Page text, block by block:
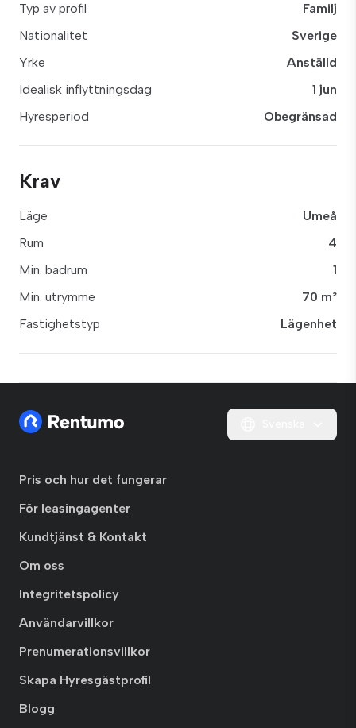
Typ av profil
Familj
Nationalitet
Sverige
Yrke
Anställd
Idealisk inflyttningsdag
1 jun
Hyresperiod
Obegränsad
Krav
Läge
Umeå
Rum
4
Min. badrum
1
Min. utrymme
70 m²
Fastighetstyp
Lägenhet
Pris och hur det fungerar
För leasingagenter
Kundtjänst & Kontakt
Om oss
Integritetspolicy
Användarvillkor
Prenumerationsvillkor
Skapa Hyresgästprofil
Blogg